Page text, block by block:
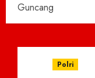
Guncang
Polri